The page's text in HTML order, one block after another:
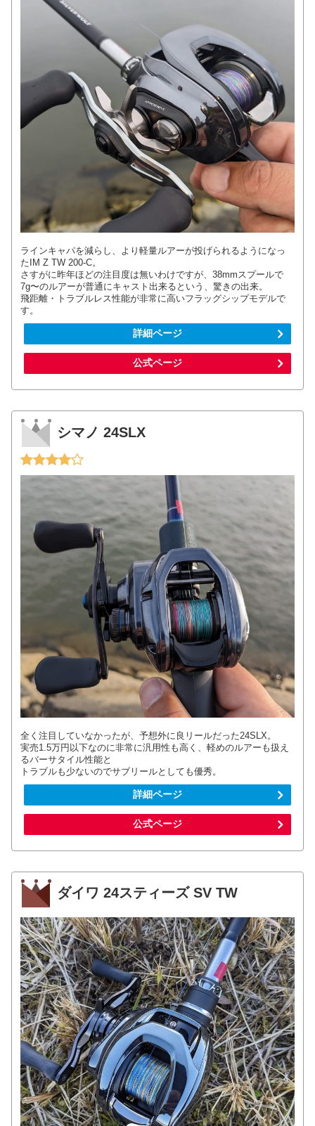
ラインキャパを減らし、より軽量ルアーが投げられるようになっ
たIM Z TW 200-C。
さすがに昨年ほどの注目度は無いわけですが、38mmスプールで
7g〜のルアーが普通にキャスト出来るという、驚きの出来。
飛距離・トラブルレス性能が非常に高いフラッグシップモデルで
す。
詳細ページ
公式ページ
シマノ 24SLX
全く注目していなかったが、予想外に良リールだった24SLX。
実売1.5万円以下なのに非常に汎用性も高く、軽めのルアーも扱え
るバーサタイル性能と
トラブルも少ないのでサブリールとしても優秀。
詳細ページ
公式ページ
ダイワ 24スティーズ SV TW